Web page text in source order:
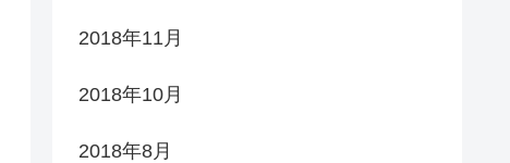
2018年11月
2018年10月
2018年8月